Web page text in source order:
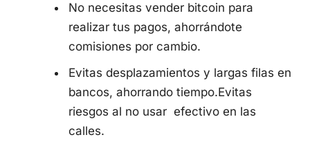
No necesitas vender bitcoin para
realizar tus pagos, ahorrándote
comisiones por cambio.
Evitas desplazamientos y largas filas en
bancos, ahorrando tiempo.Evitas
riesgos al no usar efectivo en las
calles.